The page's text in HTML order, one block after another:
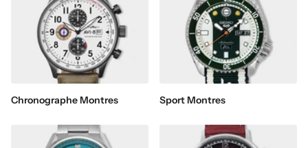
Chronographe Montres Sport Montres